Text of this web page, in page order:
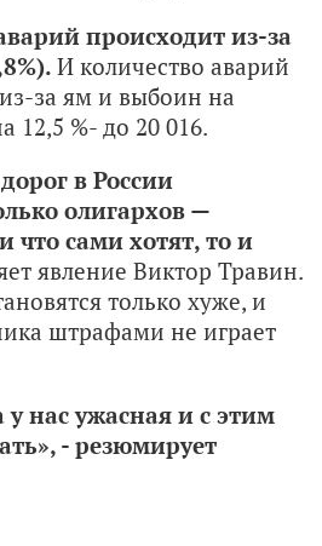
происходит из-за
И количество аварий
за ям и выбоин на
12,5 %- до 20 016.
в России
олигархов —
что сами хотят, то и
явление Виктор Травин.
только хуже, и
штрафами не играет
нас ужасная и с этим
- резюмирует